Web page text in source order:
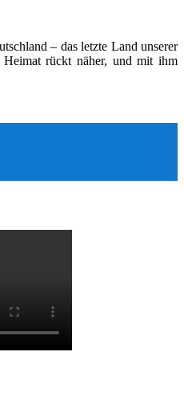
– das letzte Land unserer
Heimat rückt näher, und mit ihm